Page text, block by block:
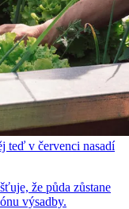
teď v červenci nasadí
že půda zůstane
výsadby.